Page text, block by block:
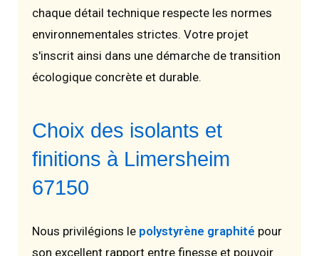
chaque détail technique respecte les normes
environnementales strictes. Votre projet
s'inscrit ainsi dans une démarche de transition
écologique concrète et durable.
Choix des isolants et
finitions à Limersheim
67150
Nous privilégions le polystyrène graphité pour
son excellent rapport entre finesse et pouvoir